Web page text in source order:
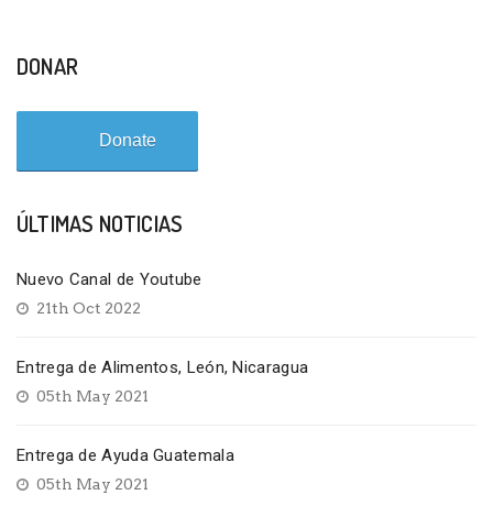
DONAR
Donate
ÚLTIMAS NOTICIAS
Nuevo Canal de Youtube
21th Oct 2022
Entrega de Alimentos, León, Nicaragua
05th May 2021
Entrega de Ayuda Guatemala
05th May 2021